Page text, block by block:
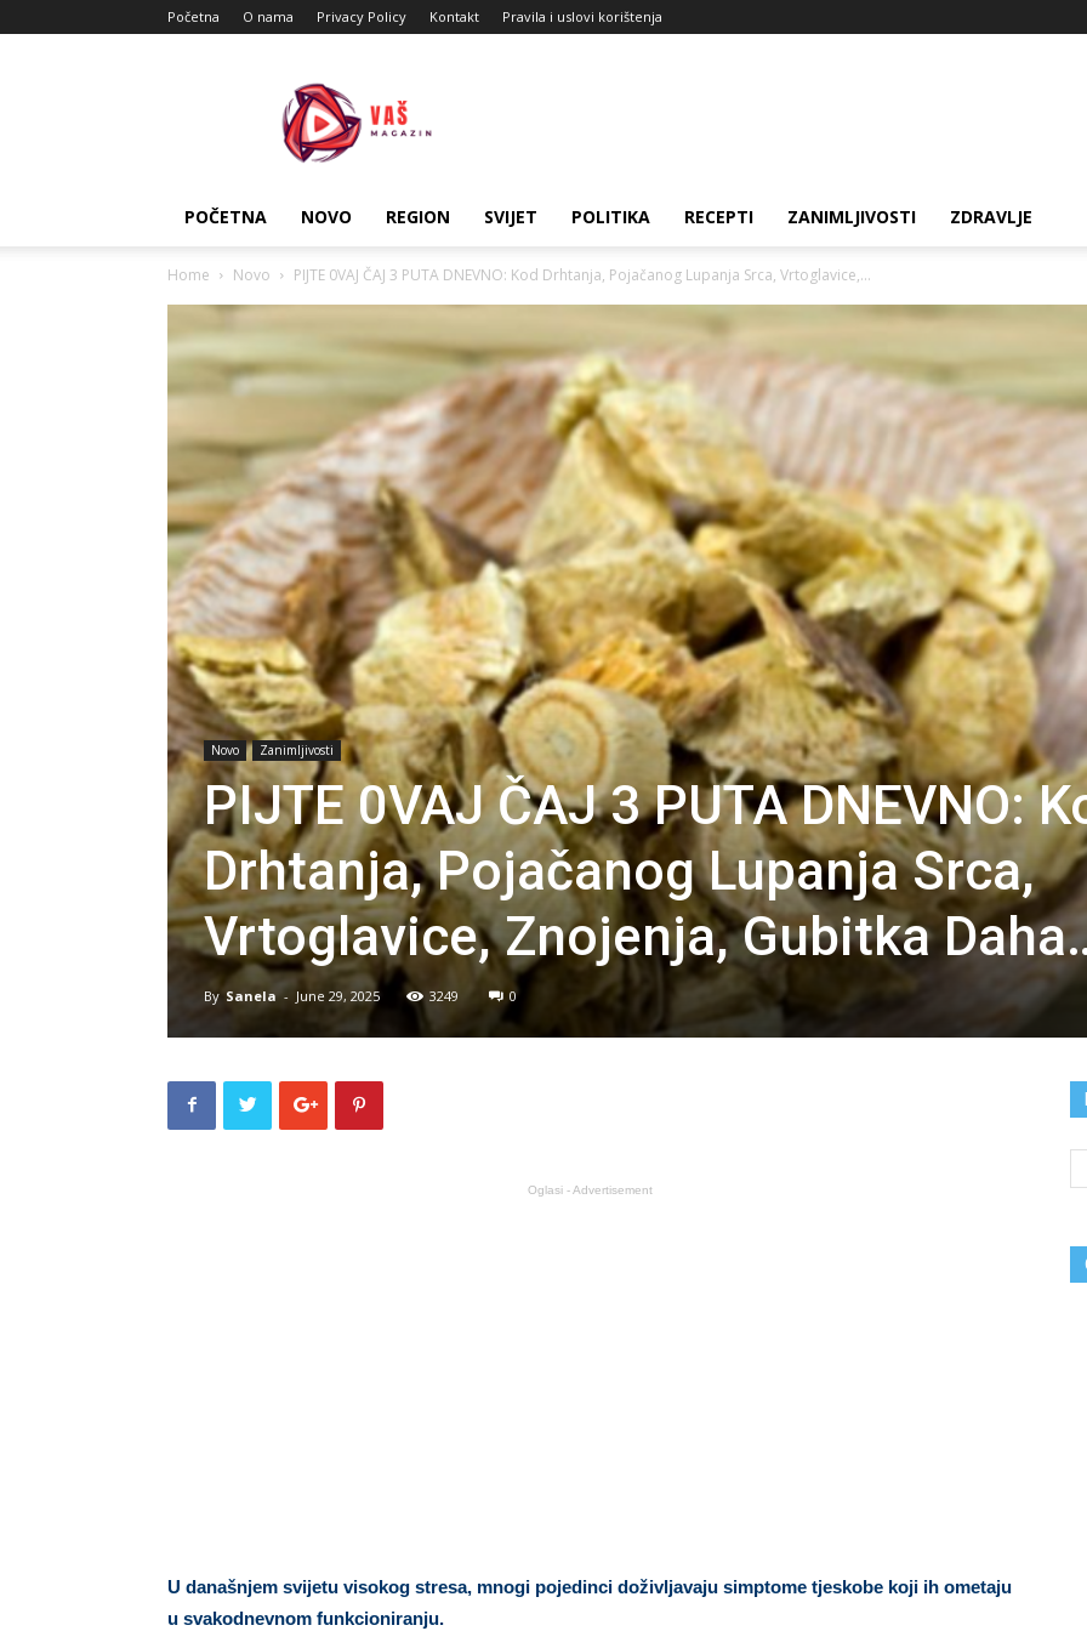
Početna O nama Privacy Policy Kontakt Pravila i uslovi korištenja
Magazin
POČETNA NOVO REGION SVIJET POLITIKA RECEPTI ZANIMLJIVOSTI ZDRAVLJE
Home Novo PIJTE 0VAJ ČAJ 3 PUTA DNEVNO: Kod Drhtanja, Pojačanog Lupanja Srca, Vrtoglavice,...
Novo Zanimljivosti
PIJTE 0VAJ ČAJ 3 PUTA DNEVNO:
Drhtanja, Pojačanog Lupanja Srca,
Vrtoglavice, Znojenja, Gubitka
By Sanela - June 29, 2025 3249 0
Oglasi - Advertisement
U današnjem svijetu visokog stresa, mnogi pojedinci doživljavaju simptome tjeskobe koji ih ometaju
u svakodnevnom funkcioniranju.